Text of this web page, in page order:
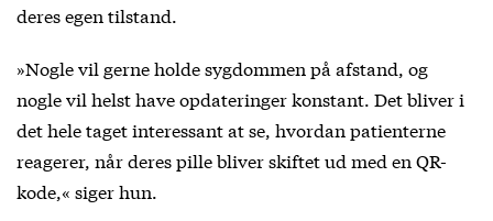
deres egen tilstand.
»Nogle vil gerne holde sygdommen på afstand, og
nogle vil helst have opdateringer konstant. Det bliver i
det hele taget interessant at se, hvordan patienterne
reagerer, når deres pille bliver skiftet ud med en QR-
kode,« siger hun.